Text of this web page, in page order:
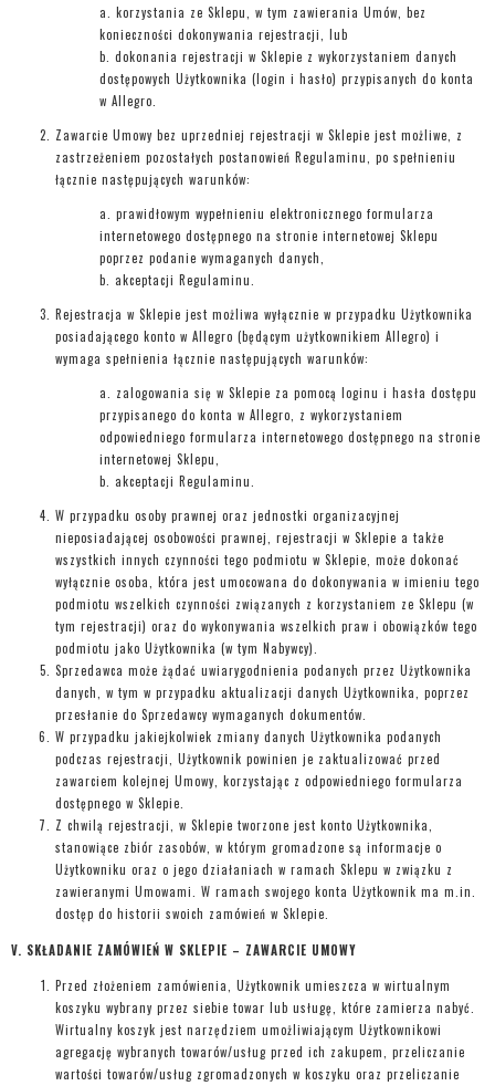
korzystania ze Sklepu, w tym zawierania Umów, bez
konieczności dokonywania rejestracji, lub
dokonania rejestracji w Sklepie z wykorzystaniem danych
dostępowych Użytkownika (login i hasło) przypisanych do konta
w Allegro.
Zawarcie Umowy bez uprzedniej rejestracji w Sklepie jest możliwe, z
zastrzeżeniem pozostałych postanowień Regulaminu, po spełnieniu
łącznie następujących warunków:
prawidłowym wypełnieniu elektronicznego formularza
internetowego dostępnego na stronie internetowej Sklepu
poprzez podanie wymaganych danych,
akceptacji Regulaminu.
Rejestracja w Sklepie jest możliwa wyłącznie w przypadku Użytkownika
posiadającego konto w Allegro (będącym użytkownikiem Allegro) i
wymaga spełnienia łącznie następujących warunków:
zalogowania się w Sklepie za pomocą loginu i hasła dostępu
przypisanego do konta w Allegro, z wykorzystaniem
odpowiedniego formularza internetowego dostępnego na stronie
internetowej Sklepu,
akceptacji Regulaminu.
W przypadku osoby prawnej oraz jednostki organizacyjnej
nieposiadającej osobowości prawnej, rejestracji w Sklepie a także
wszystkich innych czynności tego podmiotu w Sklepie, może dokonać
wyłącznie osoba, która jest umocowana do dokonywania w imieniu tego
podmiotu wszelkich czynności związanych z korzystaniem ze Sklepu (w
tym rejestracji) oraz do wykonywania wszelkich praw i obowiązków tego
podmiotu jako Użytkownika (w tym Nabywcy).
Sprzedawca może żądać uwiarygodnienia podanych przez Użytkownika
danych, w tym w przypadku aktualizacji danych Użytkownika, poprzez
przesłanie do Sprzedawcy wymaganych dokumentów.
W przypadku jakiejkolwiek zmiany danych Użytkownika podanych
podczas rejestracji, Użytkownik powinien je zaktualizować przed
zawarciem kolejnej Umowy, korzystając z odpowiedniego formularza
dostępnego w Sklepie.
Z chwilą rejestracji, w Sklepie tworzone jest konto Użytkownika,
stanowiące zbiór zasobów, w którym gromadzone są informacje o
Użytkowniku oraz o jego działaniach w ramach Sklepu w związku z
zawieranymi Umowami. W ramach swojego konta Użytkownik ma m.in.
dostęp do historii swoich zamówień w Sklepie.
V. SKŁADANIE ZAMÓWIEŃ W SKLEPIE – ZAWARCIE UMOWY
Przed złożeniem zamówienia, Użytkownik umieszcza w wirtualnym
koszyku wybrany przez siebie towar lub usługę, które zamierza nabyć.
Wirtualny koszyk jest narzędziem umożliwiającym Użytkownikowi
agregację wybranych towarów/usług przed ich zakupem, przeliczanie
wartości towarów/usług zgromadzonych w koszyku oraz przeliczanie